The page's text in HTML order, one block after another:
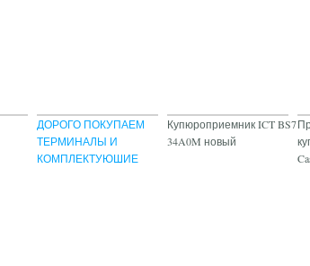
ДОРОГО ПОКУПАЕМ
ТЕРМИНАЛЫ И
КОМПЛЕКТУЮШИЕ
Купюроприемник ICT BS7
34A0M новый